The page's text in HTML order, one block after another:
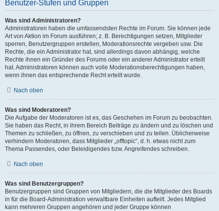
Benutzer-Stufen und Gruppen
Was sind Administratoren?
Administratoren haben die umfassendsten Rechte im Forum. Sie können jede
Art von Aktion im Forum ausführen; z. B. Berechtigungen setzen, Mitglieder
sperren, Benutzergruppen erstellen, Moderationsrechte vergeben usw. Die
Rechte, die ein Administrator hat, sind allerdings davon abhängig, welche
Rechte ihnen ein Gründer des Forums oder ein anderer Administrator erteilt
hat. Administratoren können auch volle Moderationsberechtigungen haben,
wenn ihnen das entsprechende Recht erteilt wurde.
Nach oben
Was sind Moderatoren?
Die Aufgabe der Moderatoren ist es, das Geschehen im Forum zu beobachten.
Sie haben das Recht, in ihrem Bereich Beiträge zu ändern und zu löschen und
Themen zu schließen, zu öffnen, zu verschieben und zu teilen. Üblicherweise
verhindern Moderatoren, dass Mitglieder „offtopic“, d. h. etwas nicht zum
Thema Passendes, oder Beleidigendes bzw. Angreifendes schreiben.
Nach oben
Was sind Benutzergruppen?
Benutzergruppen sind Gruppen von Mitgliedern, die die Mitglieder des Boards
in für die Board-Administration verwaltbare Einheiten aufteilt. Jedes Mitglied
kann mehreren Gruppen angehören und jeder Gruppe können